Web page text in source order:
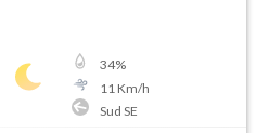
34%
11 Km/h
Sud SE